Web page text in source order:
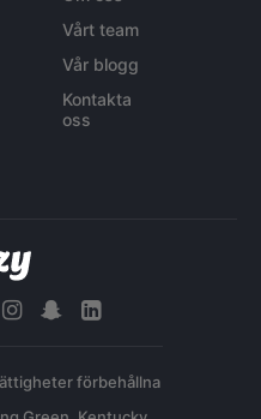
Vårt team
Vår blogg
Kontakta
oss
förbehållna